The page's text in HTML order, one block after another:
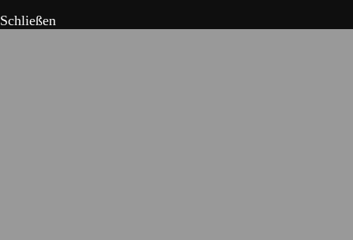
Schließen